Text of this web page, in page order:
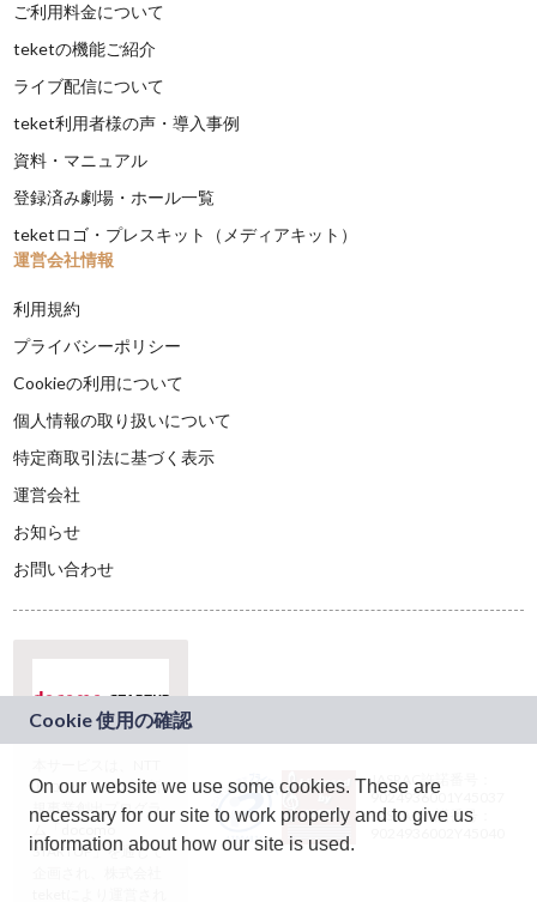
ご利用料金について
teketの機能ご紹介
ライブ配信について
teket利用者様の声・導入事例
資料・マニュアル
登録済み劇場・ホール一覧
teketロゴ・プレスキット（メディアキット）
運営会社情報
利用規約
プライバシーポリシー
Cookieの利用について
個人情報の取り扱いについて
特定商取引法に基づく表示
運営会社
お知らせ
お問い合わせ
ドコモグループの新
規事業創出プログラ
ム「docomo
STARTUP」を通じて
JASRAC許諾番号：
9024936001Y45037
JASRAC許諾番号：
On our website we use some cookies. These are
necessary for our site to work properly and to give us
information about how our site is used.